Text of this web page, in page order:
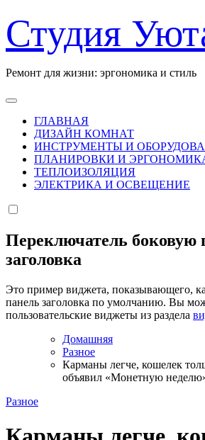
к
содержанию
Студия
Ремонт для жизни: эргономика и стиль
ГЛАВНАЯ
ДИЗАЙН КОМНАТ
ИНСТРУМЕНТЫ И
ПЛАНИРОВКИ И
ТЕПЛОИЗОЛЯЦИЯ
ЭЛЕКТРИКА И ОСВЕЩЕНИЕ
Переключатель боковую
заголовка
Это пример виджета, показывающего,
панель заголовка по умолчанию. Вы
пользовательские виджеты из раздела
Домашняя
Разное
Карманы легче, кошелек
объявил «Монетную
Разное